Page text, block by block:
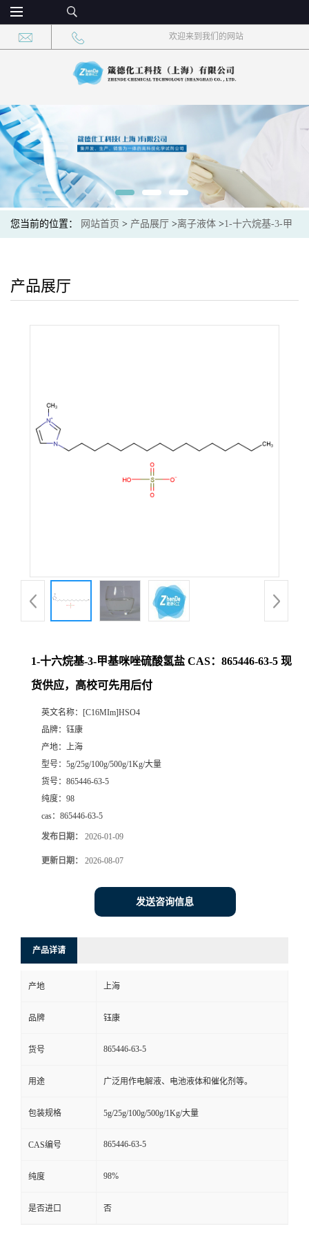
欢迎来到我们的网站
您当前的位置： 网站首页 > 产品展厅 >离子液体 >1-十六烷基-3-甲
产品展厅
1-十六烷基-3-甲基咪唑硫酸氢盐 CAS：865446-63-5 现
货供应，高校可先用后付
英文名称： [C16MIm]HSO4
品牌： 钰康
产地： 上海
型号： 5g/25g/100g/500g/1Kg/大量
货号： 865446-63-5
纯度： 98
cas： 865446-63-5
发布日期： 2026-01-09
更新日期： 2026-08-07
发送咨询信息
产品详请
产地 上海
品牌 钰康
货号 865446-63-5
用途 广泛用作电解液、电池液体和催化剂等。
包装规格 5g/25g/100g/500g/1Kg/大量
CAS编号 865446-63-5
纯度 98%
是否进口 否